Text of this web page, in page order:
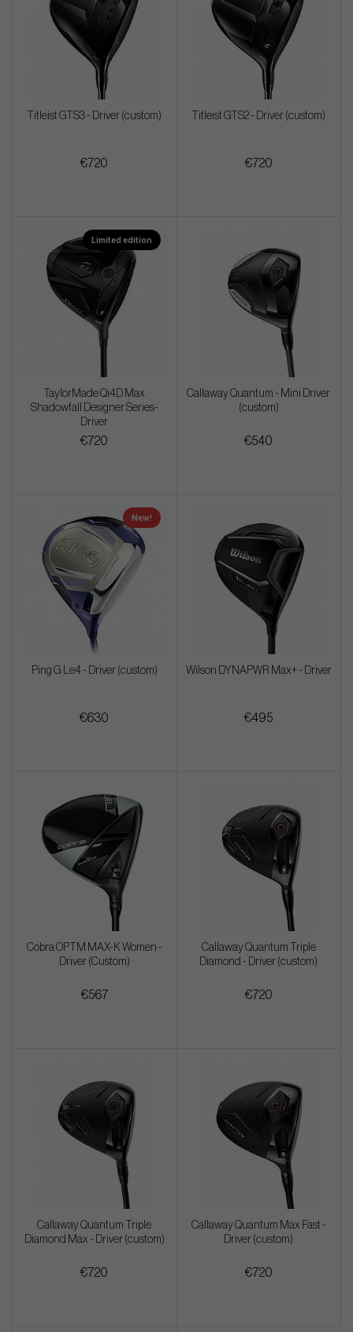
Titleist GTS3 - Driver (custom)
€720
Titleist GTS2 - Driver (custom)
€720
Limited edition
TaylorMade Qi4D Max
Shadowfall Designer Series-
Driver
€720
Callaway Quantum - Mini Driver
(custom)
€540
New!
Ping G Le4 - Driver (custom)
€630
Wilson DYNAPWR Max+ - Driver
€495
Cobra OPTM MAX-K Women -
Driver (Custom)
€567
Callaway Quantum Triple
Diamond - Driver (custom)
€720
Callaway Quantum Triple
Diamond Max - Driver (custom)
€720
Callaway Quantum Max Fast -
Driver (custom)
€720